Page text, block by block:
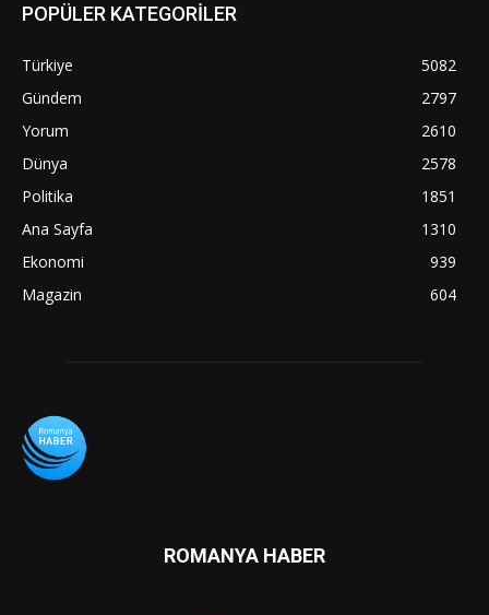
POPÜLER KATEGORİLER
Türkiye
5082
Gündem
2797
Yorum
2610
Dünya
2578
Politika
1851
Ana Sayfa
1310
Ekonomi
939
Magazin
604
ROMANYA HABER